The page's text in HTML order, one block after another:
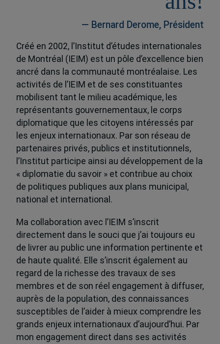
— Bernard Derome, Président
Créé en 2002, l’Institut d’études internationales
de Montréal (IEIM) est un pôle d’excellence bien
ancré dans la communauté montréalaise. Les
activités de l’IEIM et de ses constituantes
mobilisent tant le milieu académique, les
représentants gouvernementaux, le corps
diplomatique que les citoyens intéressés par
les enjeux internationaux. Par son réseau de
partenaires privés, publics et institutionnels,
l’Institut participe ainsi au développement de la
« diplomatie du savoir » et contribue au choix
de politiques publiques aux plans municipal,
national et international.
Ma collaboration avec l’IEIM s’inscrit
directement dans le souci que j’ai toujours eu
de livrer au public une information pertinente et
de haute qualité. Elle s’inscrit également au
regard de la richesse des travaux de ses
membres et de son réel engagement à diffuser,
auprès de la population, des connaissances
susceptibles de l’aider à mieux comprendre les
grands enjeux internationaux d’aujourd’hui. Par
mon engagement direct dans ses activités